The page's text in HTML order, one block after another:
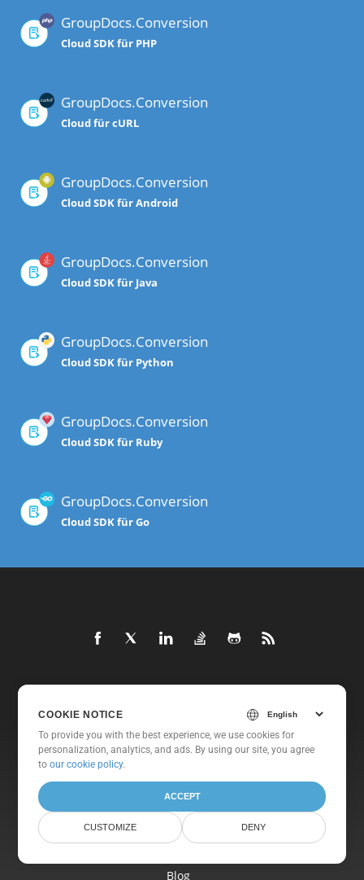
GroupDocs.Conversion
Cloud SDK für PHP
GroupDocs.Conversion
Cloud für cURL
GroupDocs.Conversion
Cloud SDK für Android
GroupDocs.Conversion
Cloud SDK für Java
GroupDocs.Conversion
Cloud SDK für Python
GroupDocs.Conversion
Cloud SDK für Ruby
GroupDocs.Conversion
Cloud SDK für Go
Neue Veröffentlichungen
Dokumente
Freie Unterstützung
Blog
COOKIE NOTICE
To provide you with the best experience, we use cookies for
personalization, analytics, and ads. By using our site, you agree
toour cookie policy.
ACCEPT
CUSTOMIZE DENY